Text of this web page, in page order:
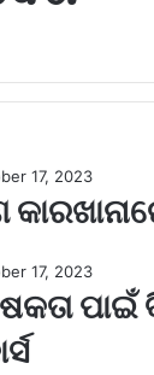
17, 2023
17, 2023